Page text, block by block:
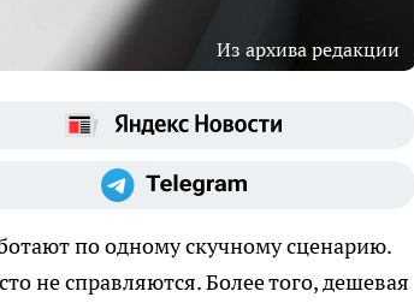
Из архива редакции
по одному скучному сценарию.
не справляются. Более того, дешевая